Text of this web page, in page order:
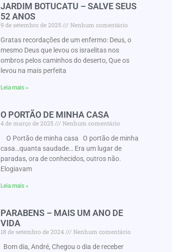
JARDIM BOTUCATU – SALVE SEUS
52 ANOS
9 de setembro de 2025
Nenhum comentário
Gratas recordações de um enfermo: Deus, o
mesmo Deus que levou os israelitas nos
ombros pelos caminhos do deserto, Que os
levou na mais perfeita
Leia mais »
O PORTÃO DE MINHA CASA
4 de março de 2025
Nenhum comentário
O Portão de minha casa O portão de minha
casa…quanta saudade… Era um lugar de
paradas, ora de conhecidos, outros não.
Elogiavam
Leia mais »
PARABENS – MAIS UM ANO DE
VIDA
18 de setembro de 2024
Nenhum comentário
Bom dia, André, Chegou o dia de receber